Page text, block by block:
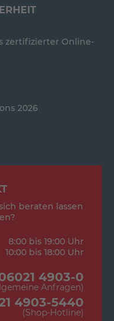
zertifizierter Online-
2026
beraten lassen
8:00 bis 19:00 Uhr
10:00 bis 18:00 Uhr
4903-0
Anfragen)
4903-5440
(Shop-Hotline)